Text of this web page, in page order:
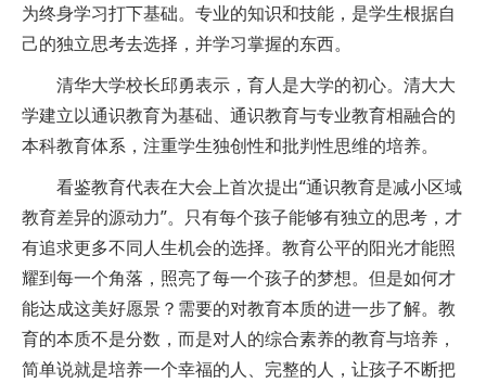
为终身学习打下基础。专业的知识和技能，是学生根据自
己的独立思考去选择，并学习掌握的东西。
清华大学校长邱勇表示，育人是大学的初心。清大大
学建立以通识教育为基础、通识教育与专业教育相融合的
本科教育体系，注重学生独创性和批判性思维的培养。
看鉴教育代表在大会上首次提出“通识教育是减小区域
教育差异的源动力”。只有每个孩子能够有独立的思考，才
有追求更多不同人生机会的选择。教育公平的阳光才能照
耀到每一个角落，照亮了每一个孩子的梦想。但是如何才
能达成这美好愿景？需要的对教育本质的进一步了解。教
育的本质不是分数，而是对人的综合素养的教育与培养，
简单说就是培养一个幸福的人、完整的人，让孩子不断把